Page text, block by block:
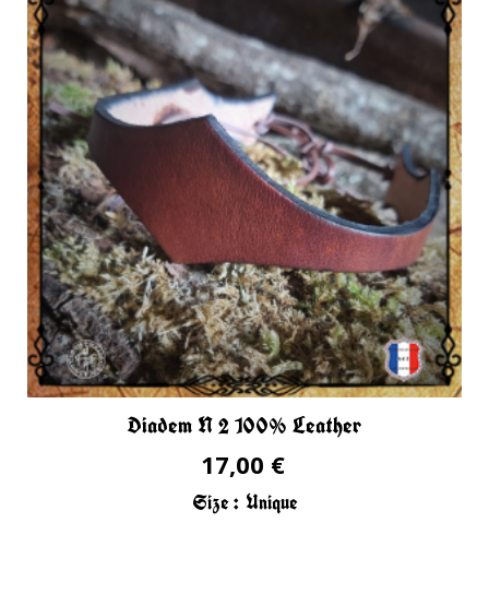
Diadem N 2 100% Leather
17,00 €
Size : Unique